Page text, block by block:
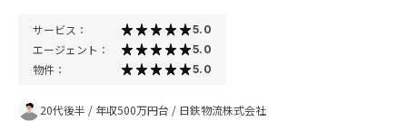
サービス： 5.0
エージェント： 5.0
物件： 5.0
20代後半 / 年収500万円台 / 日鉄物流株式会社